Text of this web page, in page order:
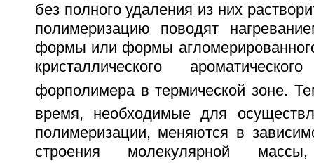
без полного удаления из них
полимеризацию поводят
формы или формы
кристаллического
форполимера в термической зоне.
время, необходимые для
полимеризации, меняются в
строения молекулярной массы,